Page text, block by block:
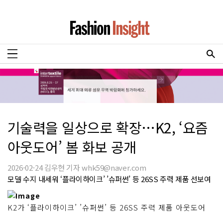
기술력을 일상으로 확장…K2, ‘요즘
아웃도어’ 봄 화보 공개
2026-02-24 김우현 기자 whk59@naver.com
모델 수지 내세워 ‘플라이하이크’ ’슈퍼썬’ 등 26SS 주력 제품 선보여
K2가 ‘플라이하이크’ ’슈퍼썬’ 등 26SS 주력 제품 아웃도어